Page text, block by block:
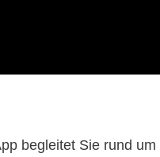
begleitet Sie rund um